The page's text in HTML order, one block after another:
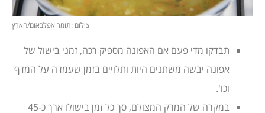
צילום :תומר אפלבאום/הארץ
תבדקו מדי פעם אם האפונה מספיק רכה, זמני בישול של
אפונה יבשה משתנים היות ותלויים בזמן שעמדה על המדף
וכו'.
במקרה של המרק המצולם, סך כל זמן בישולו ארך כ-45